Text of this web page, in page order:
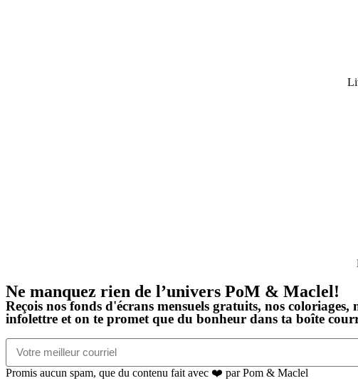
Ne manquez rien de l’univers PoM & Maclel!
Reçois nos fonds d'écrans mensuels gratuits, nos
infolettre et on te promet que du bonheur dans ta boîte
Promis aucun spam, que du contenu fait avec ❤️ par Pom & Maclel